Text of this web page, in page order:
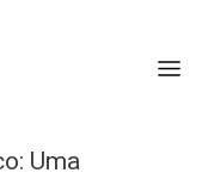
Uma